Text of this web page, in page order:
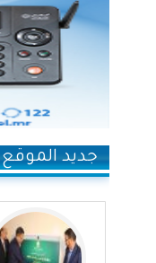
جديد الموقع